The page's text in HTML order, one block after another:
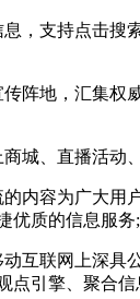
支持点击搜
地，汇集权
、直播活动、
容为广大用户
优质的信息服务;
联网上深具
点引擎、聚合信